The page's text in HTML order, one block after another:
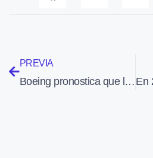
PREVIA
Boeing pronostica que la demanda de nuevos aviones superará las 35.000 unidades